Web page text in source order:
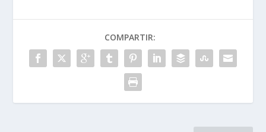
COMPARTIR: